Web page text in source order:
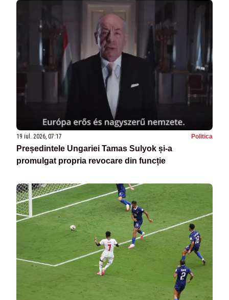
19 iul. 2026, 07:17 Politica
Președintele Ungariei Tamas Sulyok și-a
promulgat propria revocare din funcție